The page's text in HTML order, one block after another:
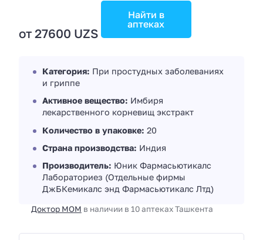
от 27600 UZS
Найти в
аптеках
Категория: При простудных заболеваниях
и гриппе
Активное вещество: Имбиря
лекарственного корневищ экстракт
Количество в упаковке: 20
Страна производства: Индия
Производитель: Юник Фармасьютикалс
Лабораториез (Отдельные фирмы
ДжБКемикалс энд Фармасьютикалс Лтд)
Доктор МОМ в наличии в 10 аптеках Ташкента